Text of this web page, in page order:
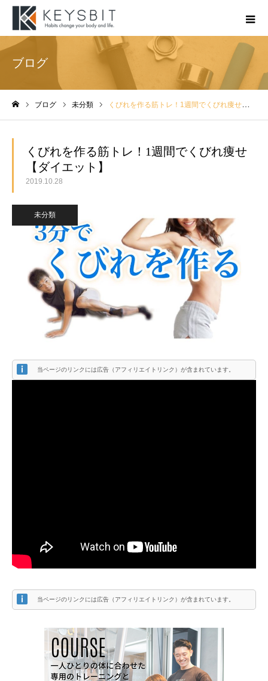
ブログ
ブログ 未分類 くびれを作る筋トレ！1週間でくびれ痩せ【ダイエット】
くびれを作る筋トレ！1週間でくびれ痩せ
【ダイエット】
2019.10.28
未分類
当ページのリンクには広告（アフィリエイトリンク）が含まれています。
当ページのリンクには広告（アフィリエイトリンク）が含まれています。